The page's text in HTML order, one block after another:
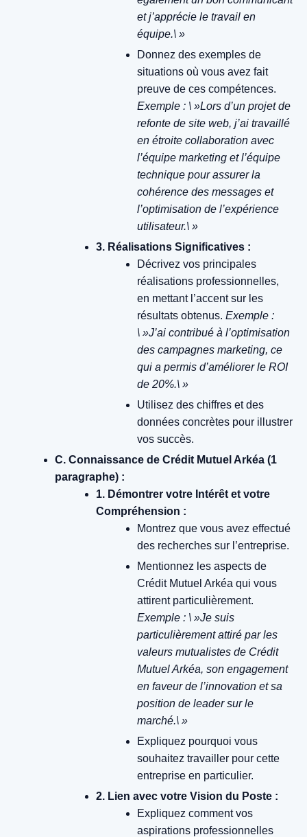
et j’apprécie le travail en
équipe.\ »
Donnez des exemples de
situations où vous avez fait
preuve de ces compétences.
Exemple : \ »Lors d’un projet de
refonte de site web, j’ai travaillé
en étroite collaboration avec
l’équipe marketing et l’équipe
technique pour assurer la
cohérence des messages et
l’optimisation de l’expérience
utilisateur.\ »
3. Réalisations Significatives :
Décrivez vos principales
réalisations professionnelles,
en mettant l’accent sur les
résultats obtenus. Exemple :
\ »J’ai contribué à l’optimisation
des campagnes marketing, ce
qui a permis d’améliorer le ROI
de 20%.\ »
Utilisez des chiffres et des
données concrètes pour illustrer
vos succès.
C. Connaissance de Crédit Mutuel Arkéa (1
paragraphe) :
1. Démontrer votre Intérêt et votre
Compréhension :
Montrez que vous avez effectué
des recherches sur l’entreprise.
Mentionnez les aspects de
Crédit Mutuel Arkéa qui vous
attirent particulièrement.
Exemple : \ »Je suis
particulièrement attiré par les
valeurs mutualistes de Crédit
Mutuel Arkéa, son engagement
en faveur de l’innovation et sa
position de leader sur le
marché.\ »
Expliquez pourquoi vous
souhaitez travailler pour cette
entreprise en particulier.
2. Lien avec votre Vision du Poste :
Expliquez comment vos
aspirations professionnelles